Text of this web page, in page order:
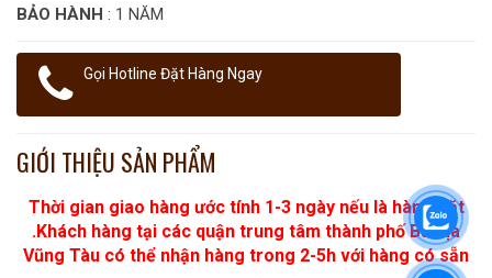
BẢO HÀNH : 1 NĂM
Gọi Hotline Đặt Hàng Ngay
GIỚI THIỆU SẢN PHẨM
Thời gian giao hàng ước tính 1-3 ngày nếu là hàng đặt
.Khách hàng tại các quận trung tâm thành phố Bà Rịa
Vũng Tàu có thể nhận hàng trong 2-5h với hàng có sẵn